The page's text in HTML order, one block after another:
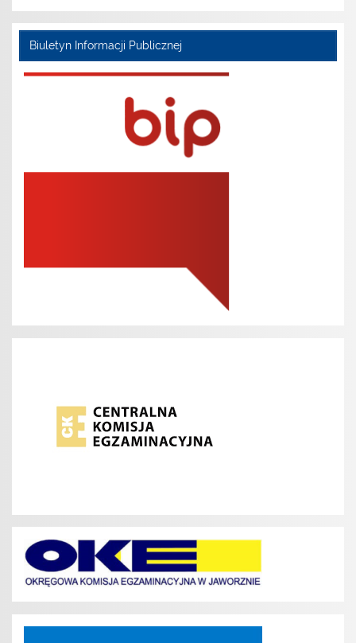
Biuletyn Informacji Publicznej